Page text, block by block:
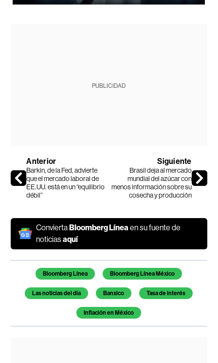
PUBLICIDAD
Anterior
Barkin, de la Fed, advierte
que el mercado laboral de
EE.UU. está en un “equilibrio
débil”
Siguiente
Brasil deja al mercado
mundial del azúcar con
menos información sobre su
cosecha y producción
ConviertaBloomberg Línea en su fuente de
noticiasaquí
Temas de este artículo
Bloomberg Línea Bloomberg Línea México
Las noticias del día Banxico Tasa de interés
Inflación en México